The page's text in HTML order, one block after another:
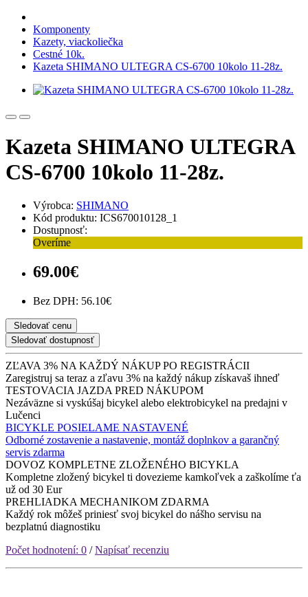
Komponenty
Kazety, viackoliečka
Cestné 10k.
Kazeta SHIMANO ULTEGRA CS-6700 10kolo 11-28z.
Kazeta SHIMANO ULTEGRA
CS-6700 10kolo 11-28z.
Výrobca: SHIMANO
Kód produktu: ICS670010128_1
Dostupnosť:
Overíme
69.00€
Bez DPH: 56.10€
Sledovať cenu
Sledovať dostupnosť
ZĽAVA 3% NA KAŽDÝ NÁKUP PO REGISTRÁCII
Zaregistruj sa teraz a zľavu 3% na každý nákup získavaš ihneď
TESTOVACIA JAZDA PRED NÁKUPOM
Nezáväzne si vyskúšaj bicykel alebo elektrobicykel na predajni v
Lučenci
BICYKLE POSIELAME NASTAVENÉ
Odborné zostavenie a nastavenie, montáž doplnkov a garančný
servis zdarma
DOVOZ KOMPLETNE ZLOŽENÉHO BICYKLA
Kompletne zložený bicykel ti dovezieme kamkoľvek a zaškolíme ťa
už od 30 Eur
PREHLIADKA MECHANIKOM ZDARMA
Každý rok môžeš priniesť svoj bicykel do nášho servisu na
bezplatnú diagnostiku
Počet hodnotení: 0 /Napísať recenziu